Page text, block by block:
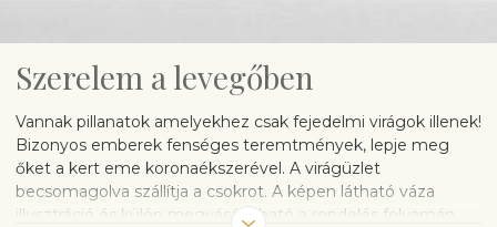
Szerelem a levegőben
Vannak pillanatok amelyekhez csak fejedelmi virágok illenek!
Bizonyos emberek fenséges teremtmények, lepje meg
őket a kert eme koronaékszerével. A virágüzlet
becsomagolva szállítja a csokrot. A képen látható váza
illusztráció és külön megvásárolható a rendelés folyamán.